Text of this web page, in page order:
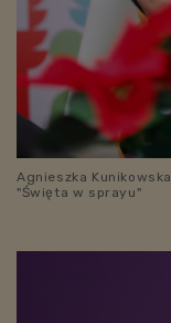
Agnieszka
"Święta w sprayu"